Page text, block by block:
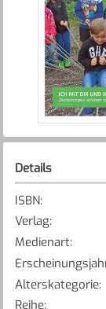
Details
ISBN:
Verlag:
Medienart:
Alterskategorie:
Reihe: